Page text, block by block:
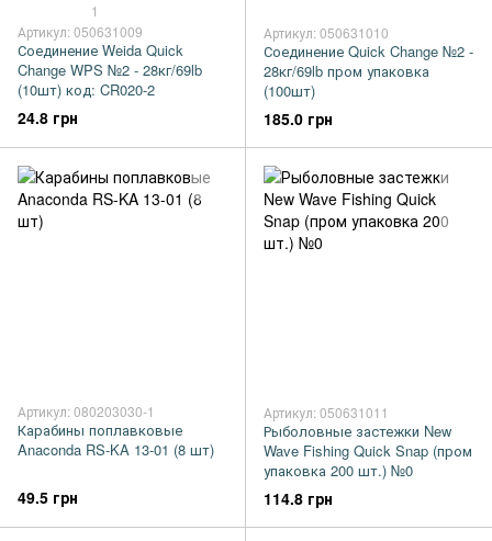
1
Артикул: 050631009
Соединение Weida Quick
Change WPS №2 - 28кг/69lb
(10шт) код: CR020-2
24.8 грн
Артикул: 050631010
Соединение Quick Change №2 -
28кг/69lb пром упаковка
(100шт)
185.0 грн
Артикул: 080203030-1
Карабины поплавковые
Anaconda RS-KA 13-01 (8 шт)
49.5 грн
Артикул: 050631011
Рыболовные застежки New
Wave Fishing Quick Snap (пром
упаковка 200 шт.) №0
114.8 грн